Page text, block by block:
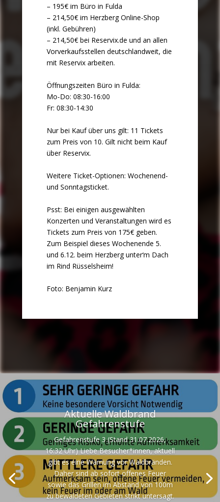
– 195€ im Büro in Fulda
– 214,50€ im Herzberg Online-Shop
(inkl. Gebühren)
– 214,50€ bei Reservix.de und an allen
Vorverkaufsstellen deutschlandweit, die
mit Reservix arbeiten.
Öffnungszeiten Büro in Fulda:
Mo-Do: 08:30-16:00
Fr: 08:30-14:30
Nur bei Kauf über uns gilt: 11 Tickets
zum Preis von 10. Gilt nicht beim Kauf
über Reservix.
Weitere Ticket-Optionen: Wochenend-
und Sonntagsticket.
Psst: Bei einigen ausgewählten
Konzerten und Veranstaltungen wird es
Tickets zum Preis von 175€ geben.
Zum Beispiel dieses Wochenende 5.
und 6.12. beim Herzberg unter‘m Dach
im Rind Rüsselsheim!
Foto: Benjamin Kurz
Aktuelle Waldbrand
Gefahrenstufe
Gefahrenstufe 3 (Stand 31.07.2026,
16:32 Uhr) Liebe Besucher*innen, aktuell
gibt es eine Warnung vor Waldbränden.
Daher sind ab sofort offenes Feuer
sowie das Grillen im Abstand von 100m
zu bewaldeten Gebieten strikt untersagt.